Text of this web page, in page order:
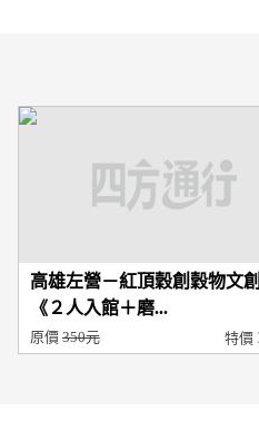
高雄左營－紅頂穀創穀物文
《２人入館＋磨...
原價350元 特價